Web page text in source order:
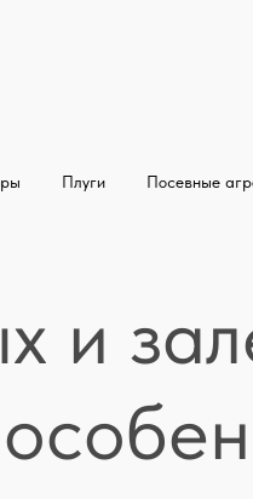
Плуги Посевные
и